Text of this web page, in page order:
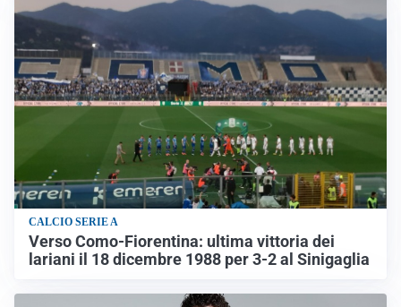
CALCIO SERIE A
Verso Como-Fiorentina: ultima vittoria dei
lariani il 18 dicembre 1988 per 3-2 al Sinigaglia